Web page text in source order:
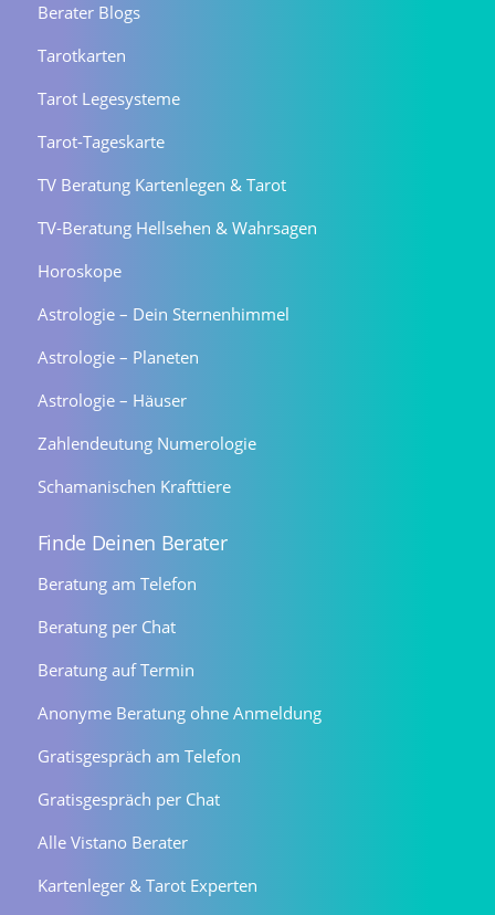
Berater Blogs
Tarotkarten
Tarot Legesysteme
Tarot-Tageskarte
TV Beratung Kartenlegen & Tarot
TV-Beratung Hellsehen & Wahrsagen
Horoskope
Astrologie – Dein Sternenhimmel
Astrologie – Planeten
Astrologie – Häuser
Zahlendeutung Numerologie
Schamanischen Krafttiere
Finde Deinen Berater
Beratung am Telefon
Beratung per Chat
Beratung auf Termin
Anonyme Beratung ohne Anmeldung
Gratisgespräch am Telefon
Gratisgespräch per Chat
Alle Vistano Berater
Kartenleger & Tarot Experten